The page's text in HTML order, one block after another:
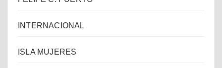
INTERNACIONAL
ISLA MUJERES